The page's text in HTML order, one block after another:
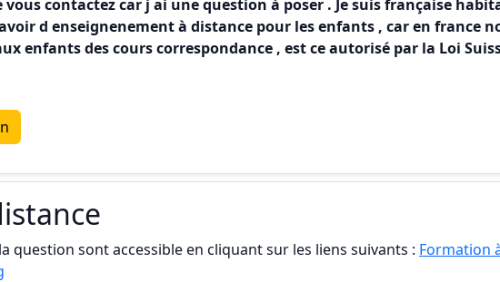
vous contactez car j ai une question à poser . Je suis française
d enseignenement à distance pour les enfants , car en france
enfants des cours correspondance , est ce autorisé par la Loi
question sont accessible en cliquant sur les liens suivants : Formation